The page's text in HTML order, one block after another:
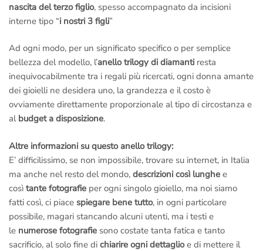
nascita del terzo figlio, spesso accompagnato da incisioni
interne tipo “i nostri 3 figli”
Ad ogni modo, per un significato specifico o per semplice
bellezza del modello, l’anello trilogy di diamanti resta
inequivocabilmente tra i regali più ricercati, ogni donna amante
dei gioielli ne desidera uno, la grandezza e il costo è
ovviamente direttamente proporzionale al tipo di circostanza e
al budget a disposizione.
Altre informazioni su questo anello trilogy:
E’ difficilissimo, se non impossibile, trovare su internet, in Italia
ma anche nel resto del mondo, descrizioni così lunghe e
così tante fotografie per ogni singolo gioiello, ma noi siamo
fatti così, ci piace spiegare bene tutto, in ogni particolare
possibile, magari stancando alcuni utenti, ma i testi e
le numerose fotografie sono costate tanta fatica e tanto
sacrificio, al solo fine di chiarire ogni dettaglioe di mettere il